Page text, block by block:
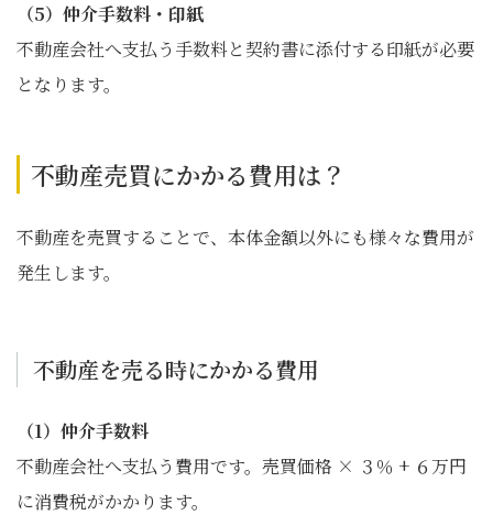
（5）仲介手数料・印紙
不動産会社へ支払う手数料と契約書に添付する印紙が必要
となります。
不動産売買にかかる費用は？
不動産を売買することで、本体金額以外にも様々な費用が
発生します。
不動産を売る時にかかる費用
（1）仲介手数料
不動産会社へ支払う費用です。売買価格 × ３％ + ６万円
に消費税がかかります。